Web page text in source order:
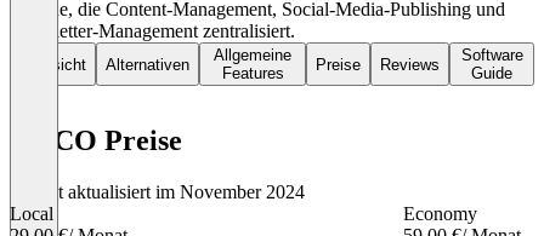
Vereine, die Content-Management, Social-Media-Publishing und
Newsletter-Management zentralisiert.
Übersicht Alternativen
Allgemeine
Features
Preise Reviews
Software
Guide
COCO Preise
Zuletzt aktualisiert im November 2024
Local
Economy